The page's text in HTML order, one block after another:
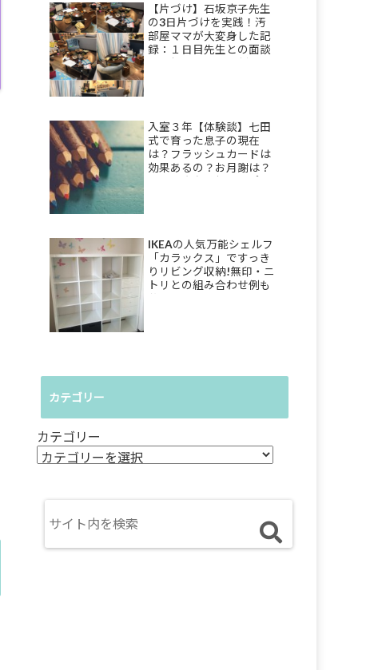
【片づけ】石坂京子先生
の3日片づけを実践！汚
部屋ママが大変身した記
録：１日目先生との面談
入室３年【体験談】七田
式で育った息子の現在
は？フラッシュカードは
効果あるの？お月謝は？
IKEAの人気万能シェルフ
「カラックス」ですっき
りリビング収納!無印・ニ
トリとの組み合わせ例も
カテゴリー
カテゴリー